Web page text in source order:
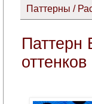
Паттерны /
Паттерн